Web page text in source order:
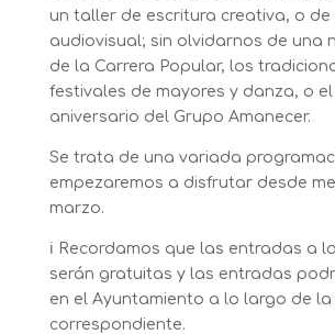
un taller de escritura creativa, o de
audiovisual; sin olvidarnos de una
de la Carrera Popular, los
festivales de mayores y danza, o el
aniversario del Grupo Amanecer.
Se trata de una variada
empezaremos a disfrutar desde
marzo.
ℹ️ Recordamos que las entradas a
serán gratuitas y las entradas
en el Ayuntamiento a lo largo de la
correspondiente.